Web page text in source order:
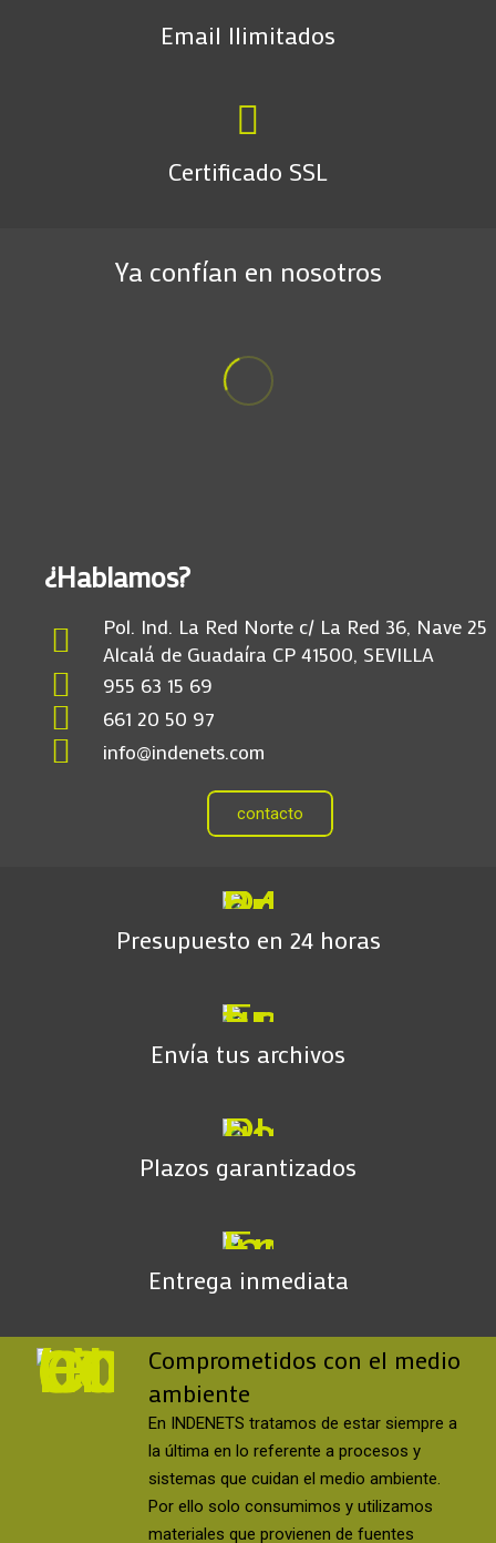
Email Ilimitados
Certificado SSL
Ya confían en nosotros
¿Hablamos?
Pol. Ind. La Red Norte c/ La Red 36, Nave 25
Alcalá de Guadaíra CP 41500, SEVILLA
955 63 15 69
661 20 50 97
info@indenets.com
contacto
Presupuesto en 24 horas
Envía tus archivos
Plazos garantizados
Entrega inmediata
Comprometidos con el medio
ambiente
En INDENETS tratamos de estar siempre a
la última en lo referente a procesos y
sistemas que cuidan el medio ambiente.
Por ello solo consumimos y utilizamos
materiales que provienen de fuentes